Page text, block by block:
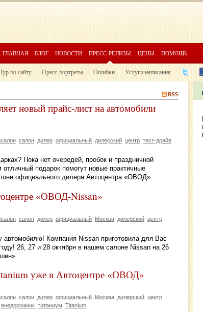
ГЛАВНАЯ БЛОГ НОВОСТИ ПРЕСС-РЕЛИЗЫ ЦЕНЫ ПОМОЩЬ
Тур по сайту Пресс-портреты Ошибки Услуги написания
новый прайс-лист на автомобили
салон дилер официальный дилерский центр тест-драйв
Пока нет очередей, пробок и праздничной
подарок помогут новые практичные
официального дилера Автоцентра «ОВОД».
«ОВОД-Nissan»
салон дилер официальный Москва дилерский центр
Компания Nissan приготовила для Вас
26, 27 и 28 октября в нашем салоне Nissan на 26
уже в Автоцентре «ОВОД»
салон дилер официальный Москва дилерский центр
внедорожник титаниум Titanium